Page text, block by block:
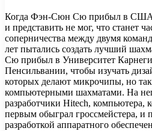
Когда Фэн-Сюн Сю прибыл в США
и представить не мог, что станет
соперничества между двумя
лет пытались создать лучший
Сю прибыл в Университет
Пенсильвании, чтобы изучать
которых делают микрочипы, но
компьютерными шахматами. На
разработчики Hitech, компьютера,
первым обыграл гроссмейстера, и
разработкой аппаратного